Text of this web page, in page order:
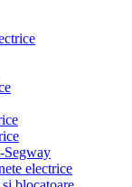
Segway
electrice